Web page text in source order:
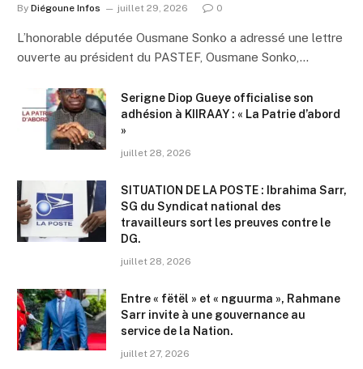
By Diégoune Infos juillet 29, 2026 0
L’honorable députée Ousmane Sonko a adressé une lettre
ouverte au président du PASTEF, Ousmane Sonko,…
Serigne Diop Gueye officialise son
adhésion à KIIRAAY : « La Patrie d’abord
»
juillet 28, 2026
SITUATION DE LA POSTE : Ibrahima Sarr,
SG du Syndicat national des
travailleurs sort les preuves contre le
DG.
juillet 28, 2026
Entre « fëtël » et « nguurma », Rahmane
Sarr invite à une gouvernance au
service de la Nation.
juillet 27, 2026